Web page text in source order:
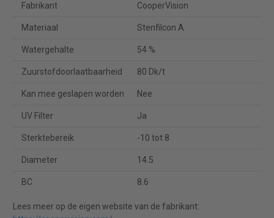
Fabrikant CooperVision
Materiaal Stenfilcon A
Watergehalte 54 %
Zuurstofdoorlaatbaarheid 80 Dk/t
Kan mee geslapen worden Nee
UV Filter Ja
Sterktebereik -10 tot 8
Diameter 14.5
BC 8.6
Lees meer op de eigen website van de fabrikant: